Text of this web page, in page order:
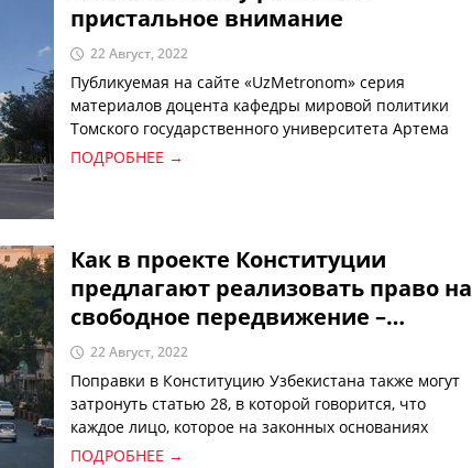
пристальное внимание
22 Август, 2022
Публикуемая на сайте «UzMetronom» серия
материалов доцента кафедры мировой политики
Томского государственного университета Артема
Данкова посвященная региональной политике в
ПОДРОБНЕЕ →
Как в проекте Конституции
предлагают реализовать право на
свободное передвижение –
мнение эксперта
22 Август, 2022
Поправки в Конституцию Узбекистана также могут
затронуть статью 28, в которой говорится, что
каждое лицо, которое на законных основаниях
находится на территории Республики Узбекистан,
ПОДРОБНЕЕ →